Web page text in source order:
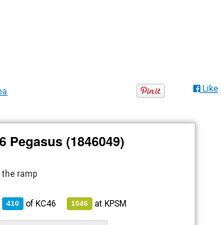
Like
Pegasus (1846049)
the ramp
410 ofKC46 1046 atKPSM